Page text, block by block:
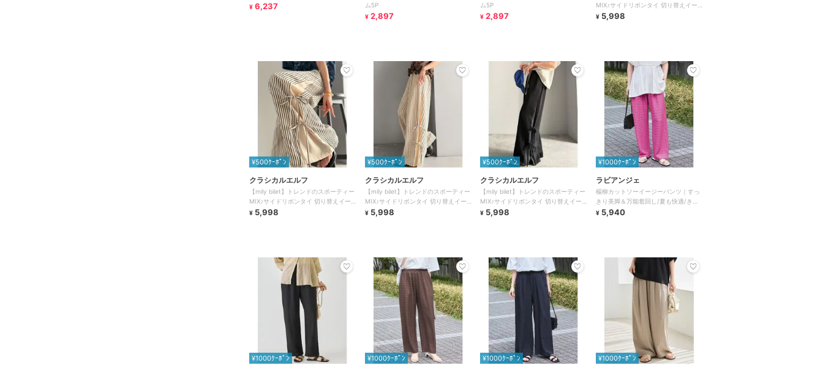
¥ 6,237
ム5P
¥ 2,897
ム5P
¥ 2,897
MIX♪サイドリボンタイ 切り替えイー
ジーパンツ
¥ 5,998
¥500ｸｰﾎﾟﾝ
クラシカルエルフ
【mily bilet】トレンドのスポーティー
MIX♪サイドリボンタイ 切り替えイー
ジーパンツ
¥ 5,998
¥500ｸｰﾎﾟﾝ
クラシカルエルフ
【mily bilet】トレンドのスポーティー
MIX♪サイドリボンタイ 切り替えイー
ジーパンツ
¥ 5,998
¥500ｸｰﾎﾟﾝ
クラシカルエルフ
【mily bilet】トレンドのスポーティー
MIX♪サイドリボンタイ 切り替えイー
ジーパンツ
¥ 5,998
¥1000ｸｰﾎﾟﾝ
ラビアンジェ
楊柳カットソーイージーパンツ｜すっ
きり美脚＆万能着回し/夏も快適/きれ
いめ/楽ちん/ウエストゴム
¥ 5,940
¥1000ｸｰﾎﾟﾝ ¥1000ｸｰﾎﾟﾝ ¥1000ｸｰﾎﾟﾝ ¥1000ｸｰﾎﾟﾝ